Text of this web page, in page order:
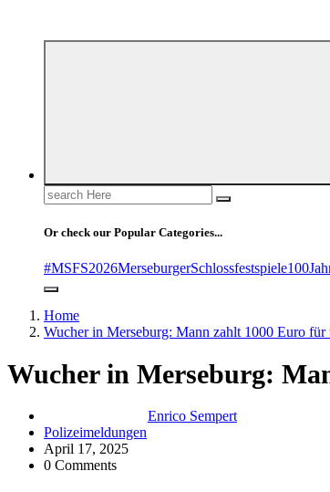
Search
for:
Or check our Popular Categories...
#MSFS2026MerseburgerSchlossfestspiele
Home
Wucher in Merseburg: Mann zahlt 1000 Euro für
Wucher in Merseburg:
Enrico Sempert
Polizeimeldungen
April 17, 2025
0 Comments